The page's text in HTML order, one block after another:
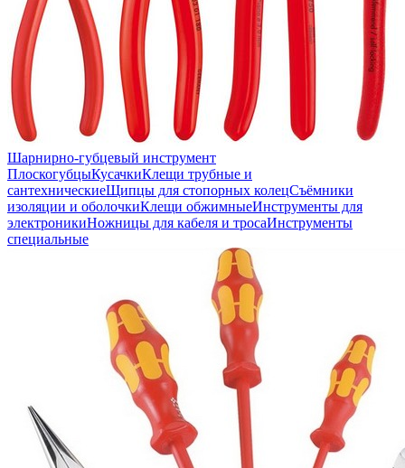
Шарнирно-губцевый инструмент
ПлоскогубцыКусачкиКлещи трубные и
сантехническиеЩипцы для стопорных колецСъёмники
изоляции и оболочкиКлещи обжимныеИнструменты для
электроникиНожницы для кабеля и тросаИнструменты
специальные